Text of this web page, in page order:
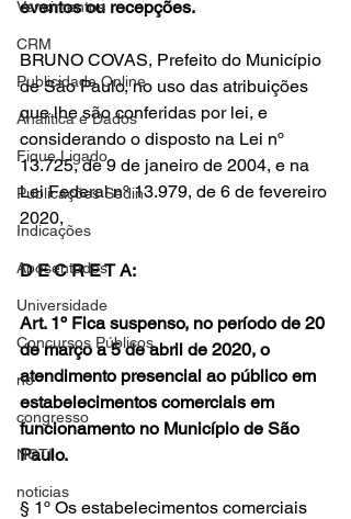
Vencimentos
CRM
Publicidade Online
Analítica e Dados
Fique Ligado
Publicações Sedin
Indicações
Aposentados
Universidade
Concursos Públicos
no
congresso
NOTI
noticias
eventos ou recepções.
BRUNO COVAS, Prefeito do Município
de São Paulo, no uso das atribuições
que lhe são conferidas por lei, e
considerando o disposto na Lei nº
13.725, de 9 de janeiro de 2004, e na
Lei Federal nº 13.979, de 6 de fevereiro
2020,
D E C R E T A:
Art. 1º Fica suspenso, no período de 20
de março a 5 de abril de 2020, o
atendimento presencial ao público em
estabelecimentos comerciais em
funcionamento no Município de São
Paulo.
§ 1º Os estabelecimentos comerciais